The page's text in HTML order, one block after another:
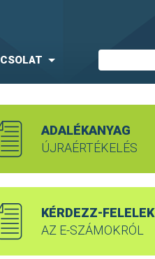
ADALÉKANYAG
ÚJRAÉRTÉKELÉS
KÉRDEZZ-FELELEK
AZ E-SZÁMOKRÓL